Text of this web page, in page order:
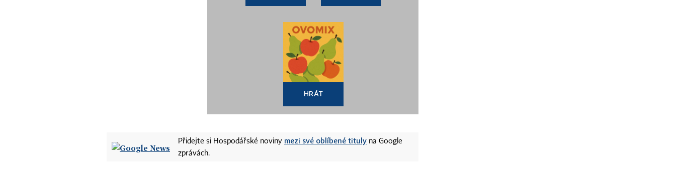
HRÁT
Přidejte si Hospodářské noviny mezi své oblíbené tituly na Google
zprávách.